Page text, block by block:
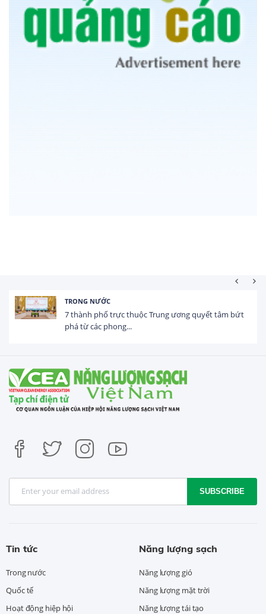
TRONG NƯỚC
7 thành phố trực thuộc Trung ương quyết tâm bứt
phá từ các phong...
SUBSCRIBE
Tin tức
Trong nước
Quốc tế
Hoạt động hiệp hội
Năng lượng sạch
Năng lượng gió
Năng lượng mặt trời
Năng lượng tái tạo